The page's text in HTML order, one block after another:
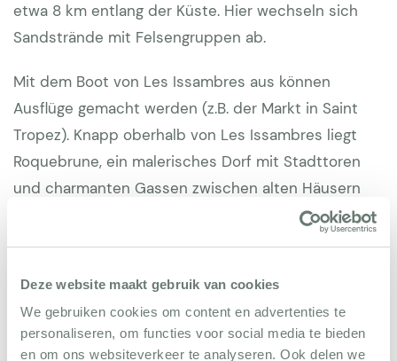
Deze website maakt gebruik van cookies
We gebruiken cookies om content en advertenties te
personaliseren, om functies voor social media te bieden
en om ons websiteverkeer te analyseren. Ook delen we
etwa 8 km entlang der Küste. Hier wechseln sich
Sandstrände mit Felsengruppen ab.
Mit dem Boot von Les Issambres aus können
Ausflüge gemacht werden (z.B. der Markt in Saint
Tropez). Knapp oberhalb von Les Issambres liegt
Roquebrune, ein malerisches Dorf mit Stadttoren
und charmanten Gassen zwischen alten Häusern
und Galerien. In der Umgebung, im Massif des
Maures, einem großen Naturschutzgebiet, können
spielen gibt es mehrere Plätze in Roquebrune und
Ste Maxime, und auch in St. Raphael (Valescure)
befinden sich drei Plätze. In der Nähe liegt der